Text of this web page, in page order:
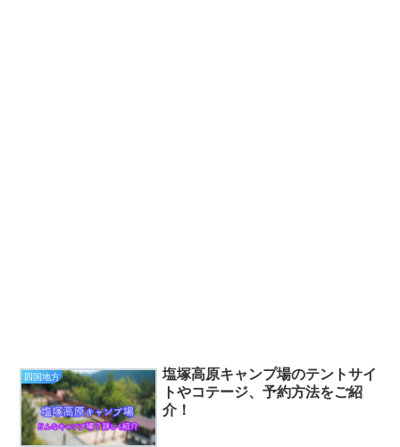
四国地方
塩塚高原キャンプ場のテントサイ
トやコテージ、予約方法をご紹
介！